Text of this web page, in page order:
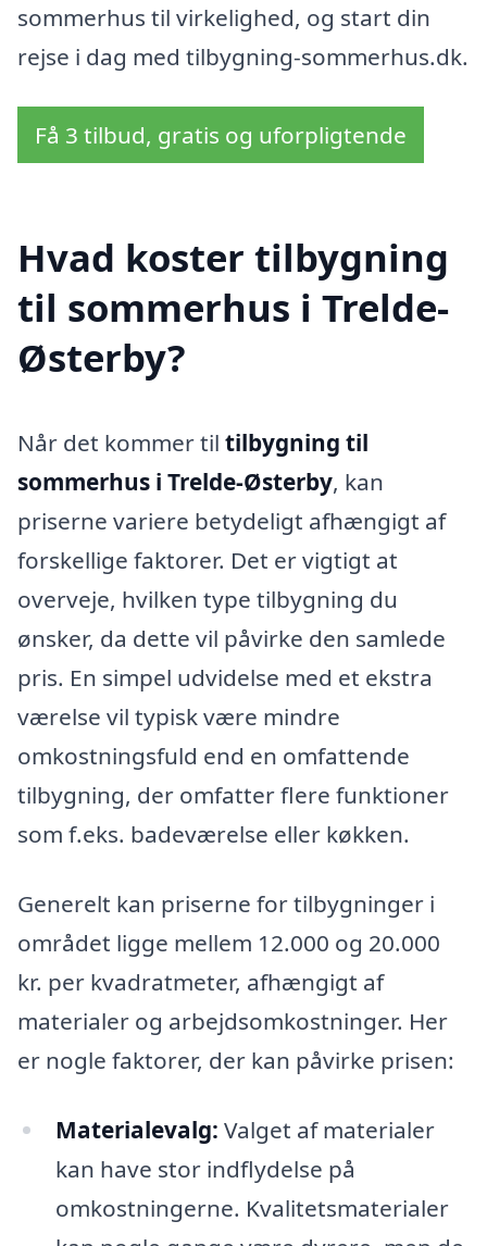
sommerhus til virkelighed, og start din
rejse i dag med tilbygning-sommerhus.dk.
Få 3 tilbud, gratis og uforpligtende
Hvad koster tilbygning
til sommerhus i Trelde-
Østerby?
Når det kommer til tilbygning til
sommerhus i Trelde-Østerby, kan
priserne variere betydeligt afhængigt af
forskellige faktorer. Det er vigtigt at
overveje, hvilken type tilbygning du
ønsker, da dette vil påvirke den samlede
pris. En simpel udvidelse med et ekstra
værelse vil typisk være mindre
omkostningsfuld end en omfattende
tilbygning, der omfatter flere funktioner
som f.eks. badeværelse eller køkken.
Generelt kan priserne for tilbygninger i
området ligge mellem 12.000 og 20.000
kr. per kvadratmeter, afhængigt af
materialer og arbejdsomkostninger. Her
er nogle faktorer, der kan påvirke prisen:
Materialevalg: Valget af materialer
kan have stor indflydelse på
omkostningerne. Kvalitetsmaterialer